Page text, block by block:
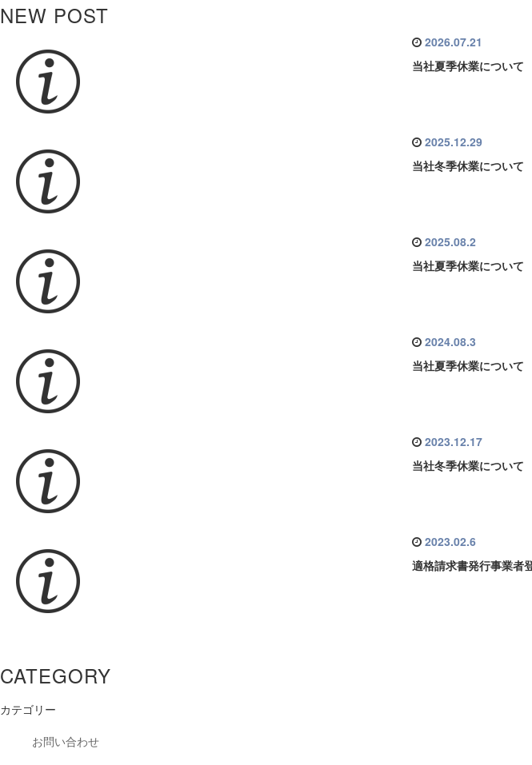
NEW POST
2026.07.21
当社夏季休業について
2025.12.29
当社冬季休業について
2025.08.2
当社夏季休業について
2024.08.3
当社夏季休業について
2023.12.17
当社冬季休業について
2023.02.6
適格請求書発行事業者
CATEGORY
カテゴリー
お問い合わせ